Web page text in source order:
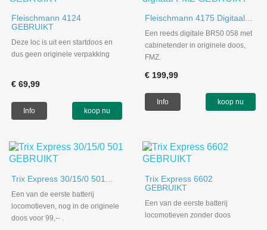
Fleischmann 4124
GEBRUIKT
Deze loc is uit een startdoos en
dus geen originele verpakking
€ 69,99
Info koop nu
Fleischmann 4175 Digitaal...
Een reeds digitale BR50 058 met
cabinetender in originele doos,
FMZ.
€ 199,99
Info koop nu
Trix Express 30/15/0 501...
Een van de eerste batterij
locomotieven, nog in de originele
doos voor 99,-- .
Trix Express 6602
GEBRUIKT
Een van de eerste batterij
locomotieven zonder doos